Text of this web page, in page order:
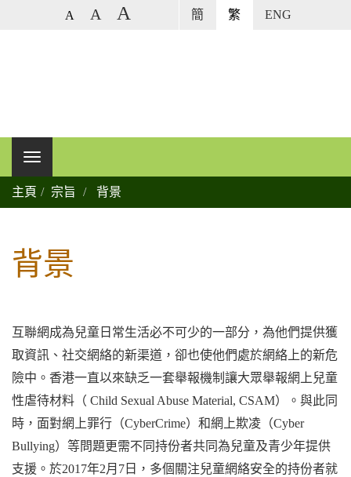
ENG
繁
簡
A A A
主頁 宗旨 背景
背景
互聯網成為兒童日常生活必不可少的一部分，為他們提供獲
取資訊、社交網絡的新渠道，卻也使他們處於網絡上的新危
險中。香港一直以來缺乏一套舉報機制讓大眾舉報網上兒童
性虐待材料（ Child Sexual Abuse Material, CSAM）。與此同
時，面對網上罪行（CyberCrime）和網上欺凌（Cyber
Bullying）等問題更需不同持份者共同為兒童及青少年提供
支援。於2017年2月7日，多個關注兒童網絡安全的持份者就